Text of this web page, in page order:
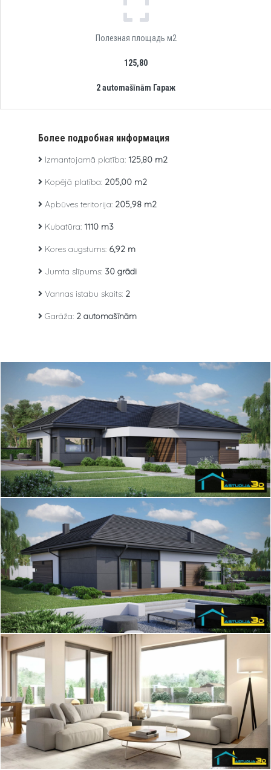
Полезная площадь м2
125,80
2 automašīnām Гараж
Более подробная информация
Izmantojamā platība: 125,80 m2
Kopējā platība: 205,00 m2
Apbūves teritorija: 205,98 m2
Kubatūra: 1110 m3
Kores augstums: 6,92 m
Jumta slīpums: 30 grādi
Vannas istabu skaits: 2
Garāža: 2 automašīnām